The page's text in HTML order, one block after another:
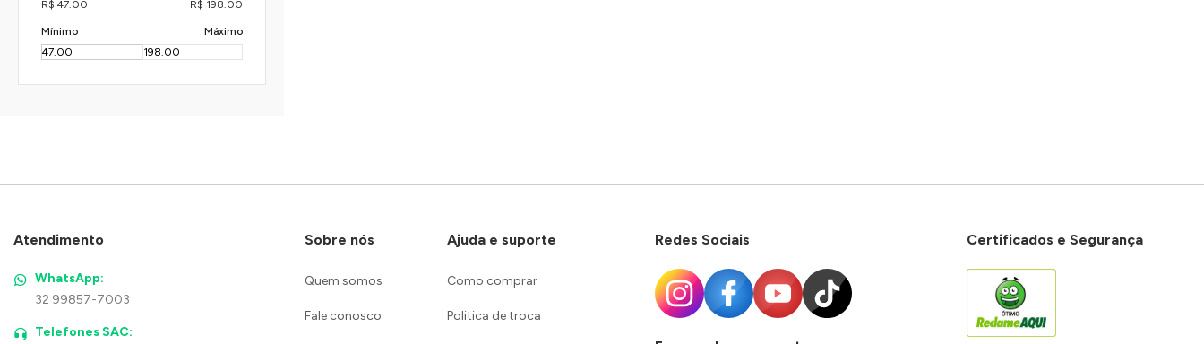
R$ 47.00 R$ 198.00
Mínimo Máximo
Atendimento
WhatsApp:
32 99857-7003
Telefones SAC:
Sobre nós
Quem somos
Fale conosco
Ajuda e suporte
Como comprar
Politica de troca
Redes Sociais Certificados e Segurança